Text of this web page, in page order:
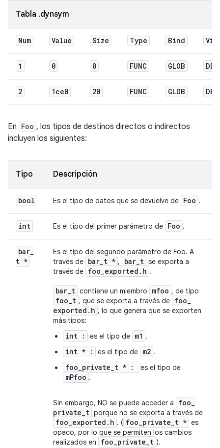
Tabla .dynsym
Num Value Size Type Bind Vis
1 0 0 FUNC GLOB DEF
2 1ce0 20 FUNC GLOB DEF
En Foo , los tipos de destinos directos o indirectos
incluyen los siguientes:
Tipo Descripción
bool Es el tipo de datos que se devuelve de Foo .
int Es el tipo del primer parámetro de Foo .
bar_
t *
Es el tipo del segundo parámetro de Foo. A
través de bar_t * , bar_t se exporta a
través de foo_exported . h .
bar_t contiene un miembro mfoo , de tipo
foo_t , que se exporta a través de foo_
exported . h , lo que genera que se exporten
más tipos:
int : es el tipo de m1 .
int * : es el tipo de m2 .
foo_private_t * : es el tipo de
mPfoo .
Sin embargo, NO se puede acceder a foo_
private_t porque no se exporta a través de
foo_exported . h . ( foo_private_t * es
opaco, por lo que se permiten los cambios
realizados en
foo_private_t ).